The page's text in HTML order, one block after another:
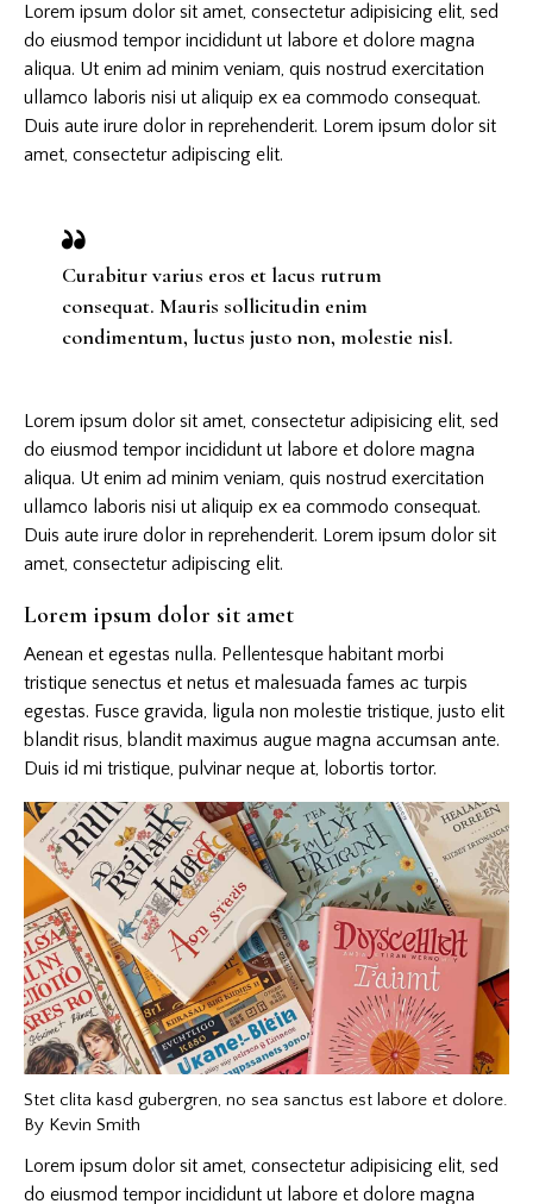
Lorem ipsum dolor sit amet, consectetur adipisicing elit, sed
do eiusmod tempor incididunt ut labore et dolore magna
aliqua. Ut enim ad minim veniam, quis nostrud exercitation
ullamco laboris nisi ut aliquip ex ea commodo consequat.
Duis aute irure dolor in reprehenderit. Lorem ipsum dolor sit
amet, consectetur adipiscing elit.
Curabitur varius eros et lacus rutrum
consequat. Mauris sollicitudin enim
condimentum, luctus justo non, molestie nisl.
Lorem ipsum dolor sit amet, consectetur adipisicing elit, sed
do eiusmod tempor incididunt ut labore et dolore magna
aliqua. Ut enim ad minim veniam, quis nostrud exercitation
ullamco laboris nisi ut aliquip ex ea commodo consequat.
Duis aute irure dolor in reprehenderit. Lorem ipsum dolor sit
amet, consectetur adipiscing elit.
Lorem ipsum dolor sit amet
Aenean et egestas nulla. Pellentesque habitant morbi
tristique senectus et netus et malesuada fames ac turpis
egestas. Fusce gravida, ligula non molestie tristique, justo elit
blandit risus, blandit maximus augue magna accumsan ante.
Duis id mi tristique, pulvinar neque at, lobortis tortor.
Stet clita kasd gubergren, no sea sanctus est labore et dolore.
By Kevin Smith
Lorem ipsum dolor sit amet, consectetur adipisicing elit, sed
do eiusmod tempor incididunt ut labore et dolore magna